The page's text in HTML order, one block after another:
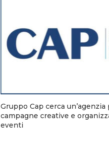
Gruppo Cap cerca un’agenzia
campagne creative e
eventi